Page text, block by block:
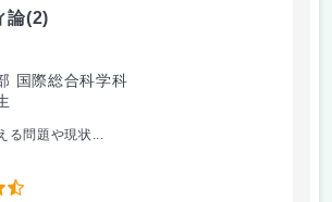
論(2)
国際総合科学科
る問題や現状...